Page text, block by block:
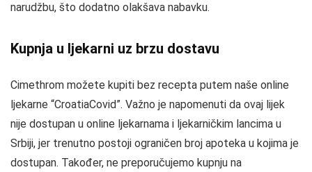
narudžbu, što dodatno olakšava nabavku.
Kupnja u ljekarni uz brzu dostavu
Cimethrom možete kupiti bez recepta putem naše online
ljekarne “CroatiaCovid”. Važno je napomenuti da ovaj lijek
nije dostupan u online ljekarnama i ljekarničkim lancima u
Srbiji, jer trenutno postoji ograničen broj apoteka u kojima je
dostupan. Također, ne preporučujemo kupnju na